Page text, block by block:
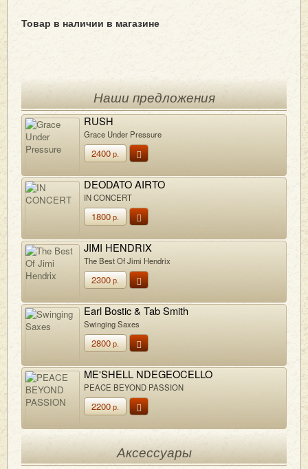
Товар в наличии в магазине
Наши предложения
RUSH
Grace Under Pressure
2400р.
DEODATO AIRTO
IN CONCERT
1800р.
JIMI HENDRIX
The Best Of Jimi Hendrix
2300р.
Earl Bostic & Tab Smith
Swinging Saxes
2800р.
ME'SHELL NDEGEOCELLO
PEACE BEYOND PASSION
2200р.
Аксессуары